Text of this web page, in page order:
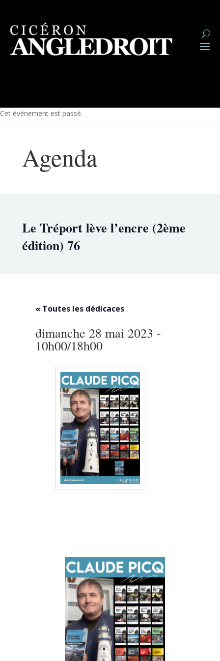
Cet évènement est passé.
Agenda
Le Tréport lève l’encre (2ème
édition) 76
« Toutes les dédicaces
dimanche 28 mai 2023 -
10h00/18h00